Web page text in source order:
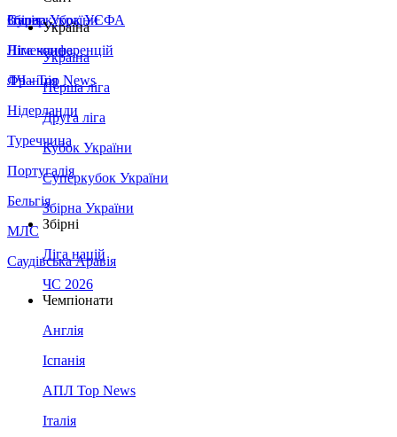
Збірна України
Італія
Німеччина
Франція
Нідерланди
Туреччина
Португалія
Бельгія
МЛС
Саудівська Аравія
Суперкубок УЄФА
Ліга конференцій
ЛЧ - Top News
Україна
Україна
Перша ліга
Друга ліга
Кубок України
Суперкубок України
Збірна України
Збірні
Ліга націй
ЧС 2026
Чемпіонати
Англія
Іспанія
АПЛ Top News
Італія